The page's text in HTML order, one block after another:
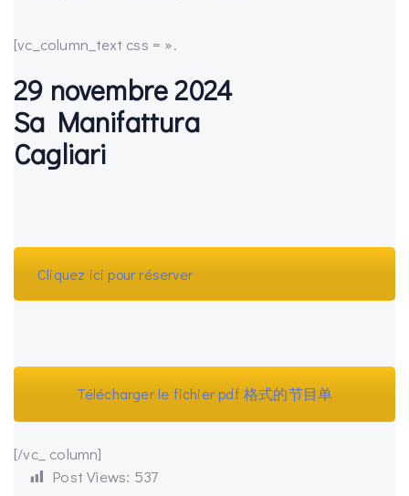
[vc_column_text css = ».
29 novembre 2024
Sa Manifattura
Cagliari
Cliquez ici pour réserver
Télécharger le fichier pdf 格式的节目单
[/vc_ column]
Post Views: 537